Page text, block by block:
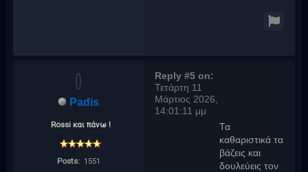
Padis
Rossi και πάνω !
Posts: 1551
Reply #5 on:
Τετάρτη 11
Μάρτιος 2026,
14:01:11 μμ
Τα
καθαριστικά τα
βάζεις και
δουλεύεις τον